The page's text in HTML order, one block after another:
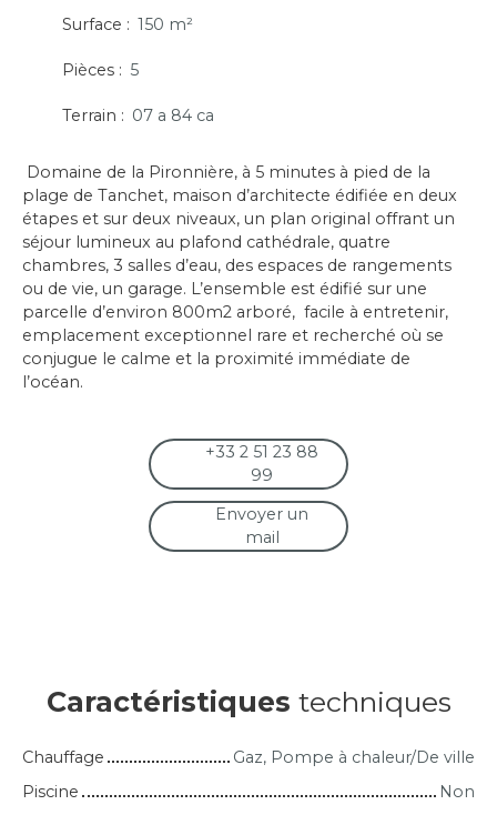
Surface : 150 m²
Pièces : 5
Terrain : 07 a 84 ca
Domaine de la Pironnière, à 5 minutes à pied de la
plage de Tanchet, maison d’architecte édifiée en deux
étapes et sur deux niveaux, un plan original offrant un
séjour lumineux au plafond cathédrale, quatre
chambres, 3 salles d’eau, des espaces de rangements
ou de vie, un garage. L’ensemble est édifié sur une
parcelle d’environ 800m2 arboré, facile à entretenir,
emplacement exceptionnel rare et recherché où se
conjugue le calme et la proximité immédiate de
l’océan.
+33 2 51 23 88
99
Envoyer un
mail
Caractéristiques techniques
Chauffage
Gaz, Pompe à chaleur/De ville
Piscine
Non